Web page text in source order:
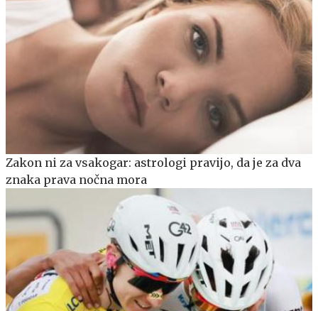
Zakon ni za vsakogar: astrologi pravijo, da je za dva
znaka prava nočna mora